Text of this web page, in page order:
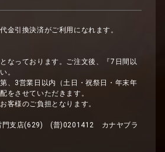
金引換決済がご利用になれます。
なっております。ご注文後、『7日間以
。
、3営業日以内（土日・祝祭日・年末年
をさせていただきます。
客様のご負担となります。
門支店(629) (普)0201412 カナヤブラ